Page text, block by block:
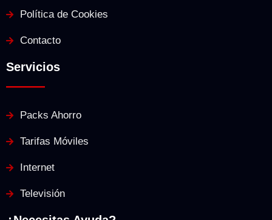
Política de Cookies
Contacto
Servicios
Packs Ahorro
Tarifas Móviles
Internet
Televisión